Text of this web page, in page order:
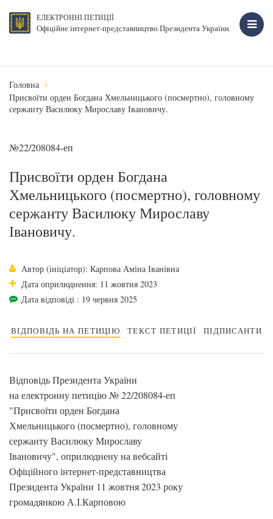
ЕЛЕКТРОННІ ПЕТИЦІЇ
Офіційне інтернет-представництво Президента України
Головна
Присвоїти орден Богдана Хмельницького (посмертно), головному
сержанту Василюку Мирославу Івановичу.
№22/208084-еп
Присвоїти орден Богдана
Хмельницького (посмертно), головному
сержанту Василюку Мирославу
Івановичу.
Автор (ініціатор): Карпова Аміна Іванівна
Дата оприлюднення: 11 жовтня 2023
Дата відповіді : 19 червня 2025
ВІДПОВІДЬ НА ПЕТИЦІЮ ТЕКСТ ПЕТИЦІЇ ПІДПИСАНТИ
Відповідь Президента України
на електронну петицію № 22/208084-еп
"Присвоїти орден Богдана
Хмельницького (посмертно), головному
сержанту Василюку Мирославу
Івановичу", оприлюднену на вебсайті
Офіційного інтернет-представництва
Президента України 11 жовтня 2023 року
громадянкою А.І.Карповою